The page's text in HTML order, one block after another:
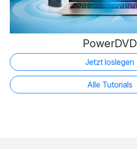
PowerDVD
Jetzt loslegen
Alle Tutorials